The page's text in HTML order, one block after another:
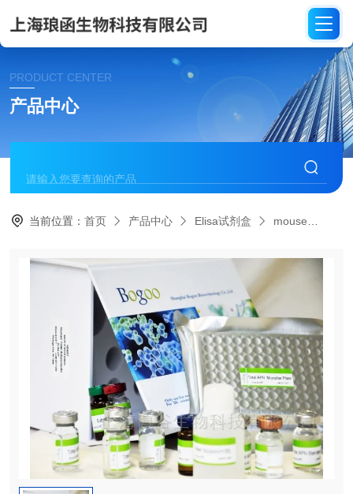
PRODUCT CENTER
产品中心
当前位置：首页 产品中心 Elisa试剂盒 mouse